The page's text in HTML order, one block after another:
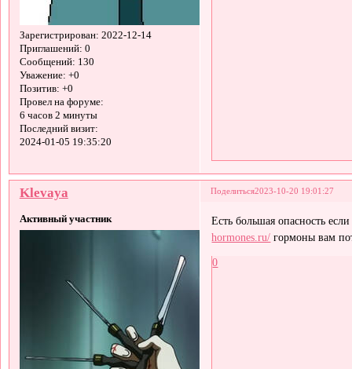
Зарегистрирован: 2022-12-14
Приглашений: 0
Сообщений: 130
Уважение: +0
Позитив: +0
Провел на форуме:
6 часов 2 минуты
Последний визит:
2024-01-05 19:35:20
Поделиться2023-10-20 19:01:27
Klevaya
Активный участник
Есть большая опасность
hormones.ru/ гормоны вам
0